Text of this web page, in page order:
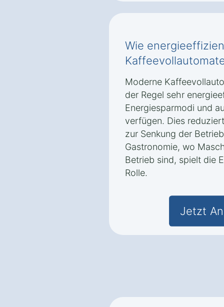
Wie
Moderne
der Regel sehr
Energiesparmodi und
verfügen. Dies
zur Senkung der
Gastronomie, wo
Betrieb sind, spielt die
Rolle.
Jetzt